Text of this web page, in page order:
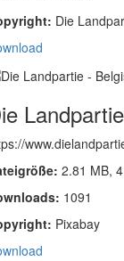
Die
2.81 MB,
1091
Pixabay